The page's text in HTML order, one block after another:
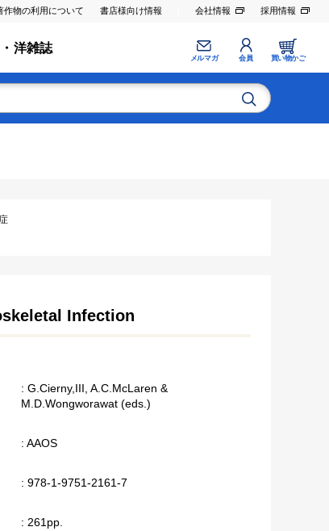
作物の利用について 書店様向け情報 会社情報 採用情報
洋雑誌
メルマガ 会員 買い物かご
Infection
: G.Cierny,III, A.C.McLaren &
M.D.Wongworawat (eds.)
: AAOS
: 978-1-9751-2161-7
: 261pp.